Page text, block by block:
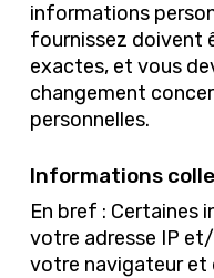
informations
fournissez doivent
exactes, et vous
changement
personnelles.
Informations
En bref : Certaines
votre adresse IP
votre navigateur et